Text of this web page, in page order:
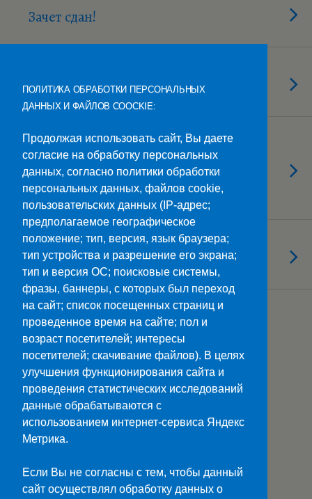
Зачет сдан!
Есть такая организация!
03.11.2023
Что Вы знаете об истории
государственного праздника
Дня народного единства?
03.11.2023
Занимаемся спортом
Загрузить Еще Из Этой Категории…
Наверх
Мобильн.
Министерство науки и высшего образования>>
Госуслуги>>
ПОЛИТИКА ОБРАБОТКИ ПЕРСОНАЛЬНЫХ
ДАННЫХ И ФАЙЛОВ COOCKIE:
Продолжая использовать сайт, Вы даете
согласие на обработку персональных
данных, согласно политики обработки
персональных данных, файлов cookie,
пользовательских данных (IP-адрес;
предполагаемое географическое
положение; тип, версия, язык браузера;
тип устройства и разрешение его экрана;
тип и версия ОС; поисковые системы,
фразы, баннеры, с которых был переход
на сайт; список посещенных страниц и
проведенное время на сайте; пол и
возраст посетителей; интересы
посетителей; скачивание файлов). В целях
улучшения функционирования сайта и
проведения статистических исследований
данные обрабатываются с
использованием интернет-сервиса Яндекс
Метрика.
Если Вы не согласны с тем, чтобы данный
сайт осуществлял обработку данных о